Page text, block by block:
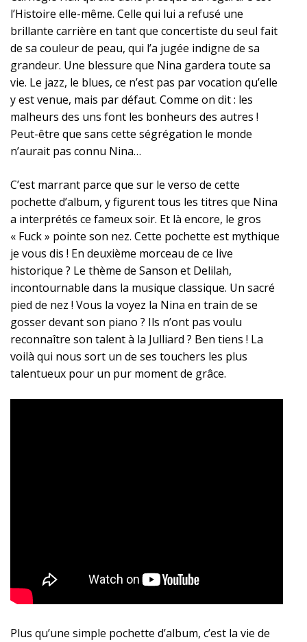
l’Histoire elle-même. Celle qui lui a refusé une
brillante carrière en tant que concertiste du seul fait
de sa couleur de peau, qui l’a jugée indigne de sa
grandeur. Une blessure que Nina gardera toute sa
vie. Le jazz, le blues, ce n’est pas par vocation qu’elle
y est venue, mais par défaut. Comme on dit : les
malheurs des uns font les bonheurs des autres !
Peut-être que sans cette ségrégation le monde
n’aurait pas connu Nina…
C’est marrant parce que sur le verso de cette
pochette d’album, y figurent tous les titres que Nina
a interprétés ce fameux soir. Et là encore, le gros
« Fuck » pointe son nez. Cette pochette est mythique
je vous dis ! En deuxième morceau de ce live
historique ? Le thème de Sanson et Delilah,
incontournable dans la musique classique. Un sacré
pied de nez ! Vous la voyez la Nina en train de se
gosser devant son piano ? Ils n’ont pas voulu
reconnaître son talent à la Julliard ? Ben tiens ! La
voilà qui nous sort un de ses touchers les plus
talentueux pour un pur moment de grâce.
Plus qu’une simple pochette d’album, c’est la vie de